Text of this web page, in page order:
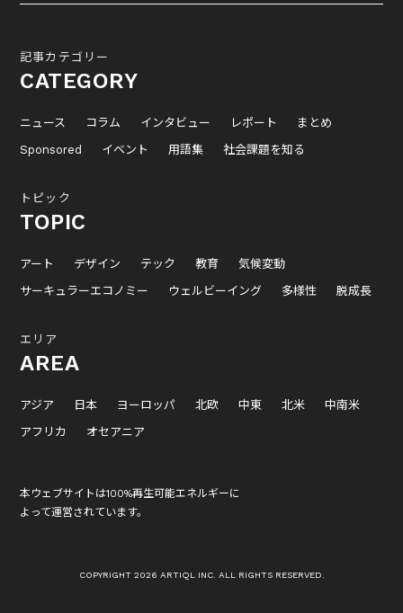
記事カテゴリー
CATEGORY
ニュース コラム インタビュー レポート
まとめ
Sponsored
イベント 用語集 社会課題を知る
トピック
TOPIC
アート デザイン テック 教育
気候変動
サーキュラーエコノミー
ウェルビーイング 多様性 脱成長
エリア
AREA
アジア 日本 ヨーロッパ 北欧 中東 北米
中南米
アフリカ
オセアニア
本ウェブサイトは100%再生可能エネルギーに
よって運営されています。
COPYRIGHT 2026 ARTIQL INC. ALL RIGHTS RESERVED.